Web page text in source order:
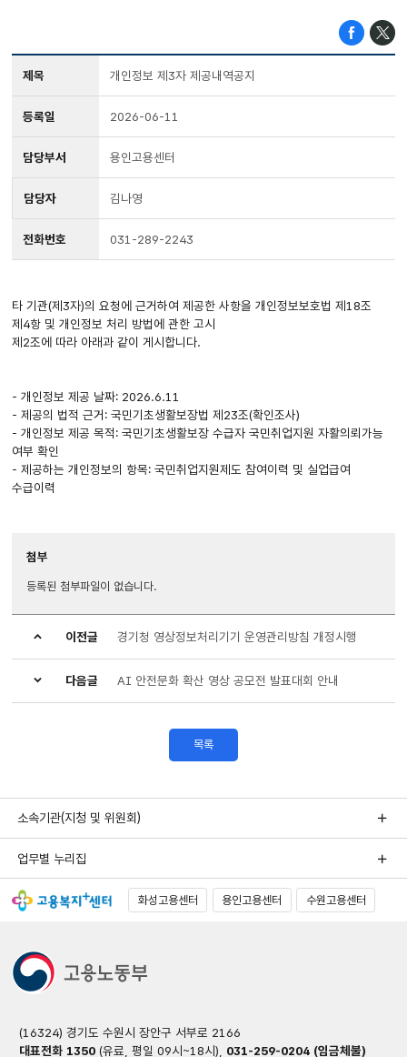
제목 개인정보 제3자 제공내역공지
등록일 2026-06-11
담당부서 용인고용센터
담당자 김나영
전화번호 031-289-2243
타 기관(제3자)의 요청에 근거하여 제공한 사항을 개인정보보호법 제18조
제4항 및 개인정보 처리 방법에 관한 고시
제2조에 따라 아래과 같이 게시합니다.
- 개인정보 제공 날짜: 2026.6.11
- 제공의 법적 근거: 국민기초생활보장법 제23조(확인조사)
- 개인정보 제공 목적: 국민기초생활보장 수급자 국민취업지원 자활의뢰가능
여부 확인
- 제공하는 개인정보의 항목: 국민취업지원제도 참여이력 및 실업급여
수급이력
첨부
등록된 첨부파일이 없습니다.
이전글 경기청 영상정보처리기기 운영관리방침 개정시행
다음글 AI 안전문화 확산 영상 공모전 발표대회 안내
목록
소속기관(지청 및 위원회)
업무별 누리집
화성고용센터 용인고용센터 수원고용센터
(16324) 경기도 수원시 장안구 서부로 2166
대표전화 1350(유료, 평일 09시~18시), 031-259-0204 (임금체불)